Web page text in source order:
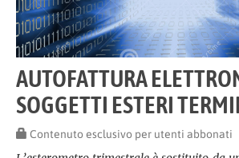
AUTOFATTURA
SOGGETTI ESTERI
Contenuto esclusivo per utenti abbonati